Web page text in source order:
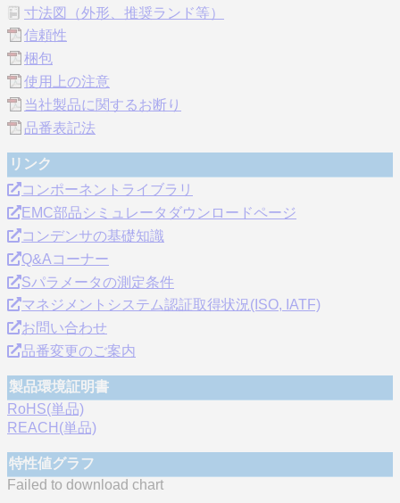
寸法図（外形、推奨ランド等）
信頼性
梱包
使用上の注意
当社製品に関するお断り
品番表記法
リンク
コンポーネントライブラリ
EMC部品シミュレータダウンロードページ
コンデンサの基礎知識
Q&Aコーナー
Sパラメータの測定条件
マネジメントシステム認証取得状況(ISO, IATF)
お問い合わせ
品番変更のご案内
製品環境証明書
RoHS(単品)
REACH(単品)
特性値グラフ
Failed to download chart